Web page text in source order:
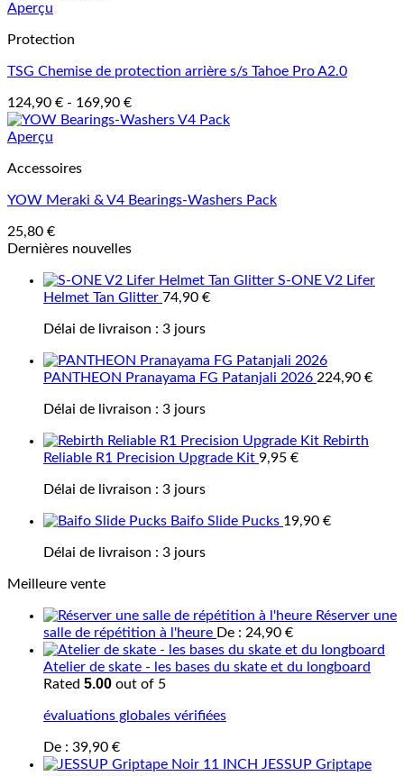
Aperçu
Protection
TSG Chemise de protection arrière s/s Tahoe Pro A2.0
124,90 € - 169,90 €
Aperçu
Accessoires
YOW Meraki & V4 Bearings-Washers Pack
25,80 €
Dernières nouvelles
S-ONE V2 Lifer
Helmet Tan Glitter 74,90 €
Délai de livraison : 3 jours
PANTHEON Pranayama FG Patanjali 2026 224,90 €
Délai de livraison : 3 jours
Rebirth
Reliable R1 Precision Upgrade Kit 9,95 €
Délai de livraison : 3 jours
Baifo Slide Pucks 19,90 €
Délai de livraison : 3 jours
Meilleure vente
Réserver une
salle de répétition à l'heure De : 24,90 €
Atelier de skate - les bases du skate et du longboard
Rated 5.00 out of 5
évaluations globales vérifiées
De : 39,90 €
JESSUP Griptape